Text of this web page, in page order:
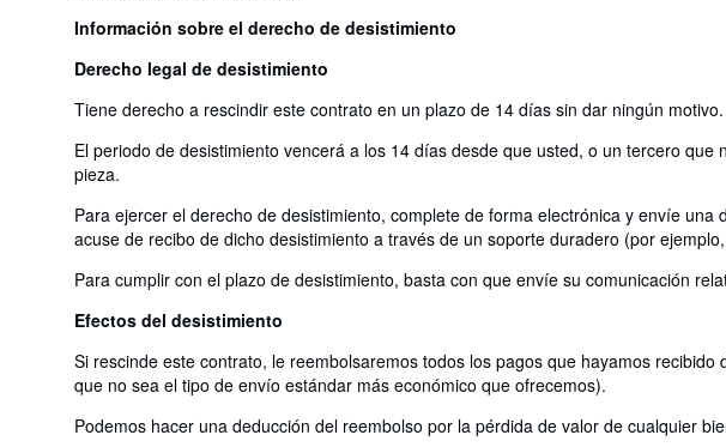
Información sobre el derecho de desistimiento
Derecho legal de desistimiento
Tiene derecho a rescindir este contrato en un plazo de 14 días sin dar ningún motivo.
El periodo de desistimiento vencerá a los 14 días desde que usted, o un tercero
pieza.
Para ejercer el derecho de desistimiento, complete de forma electrónica y envíe
acuse de recibo de dicho desistimiento a través de un soporte duradero (por
Para cumplir con el plazo de desistimiento, basta con que envíe su comunicación
Efectos del desistimiento
Si rescinde este contrato, le reembolsaremos todos los pagos que hayamos
que no sea el tipo de envío estándar más económico que ofrecemos).
Podemos hacer una deducción del reembolso por la pérdida de valor de cualquier